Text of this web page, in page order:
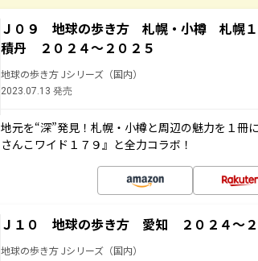
Ｊ０９ 地球の歩き方 札幌・小樽 札幌１
積丹 ２０２４～２０２５
地球の歩き方 Jシリーズ（国内）
2023.07.13 発売
地元を“深”発見！札幌・小樽と周辺の魅力を１冊
さんこワイド１７９』と全力コラボ！
Ｊ１０ 地球の歩き方 愛知 ２０２４～２
地球の歩き方 Jシリーズ（国内）